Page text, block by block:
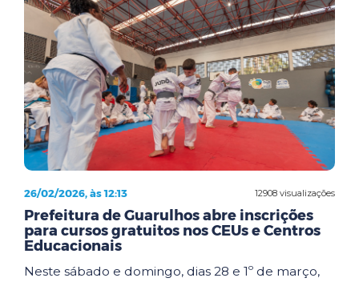
12908 visualizações
26/02/2026, às 12:13
Prefeitura de Guarulhos abre inscrições
para cursos gratuitos nos CEUs e Centros
Educacionais
Neste sábado e domingo, dias 28 e 1º de março,